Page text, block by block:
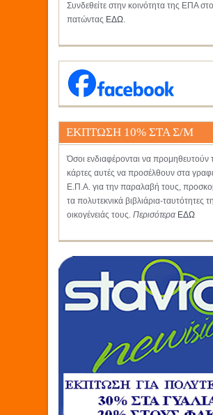
Συνδεθείτε στην κοινότητα της ΕΠΑ
πατώντας ΕΔΩ.
ΕΚΠΤΩΣΗ 10% ΣΤΑ Σ/Μ
ΚΡΗΤΙΚΟΣ
Όσοι ενδιαφέρονται να προμηθευτούν
κάρτες αυτές να προσέλθουν στα
Ε.Π.Α. για την παραλαβή τους,
τα πολυτεκνικά βιβλιάρια-ταυτότητες
οικογένειάς τους. Περισότερα ΕΔΩ